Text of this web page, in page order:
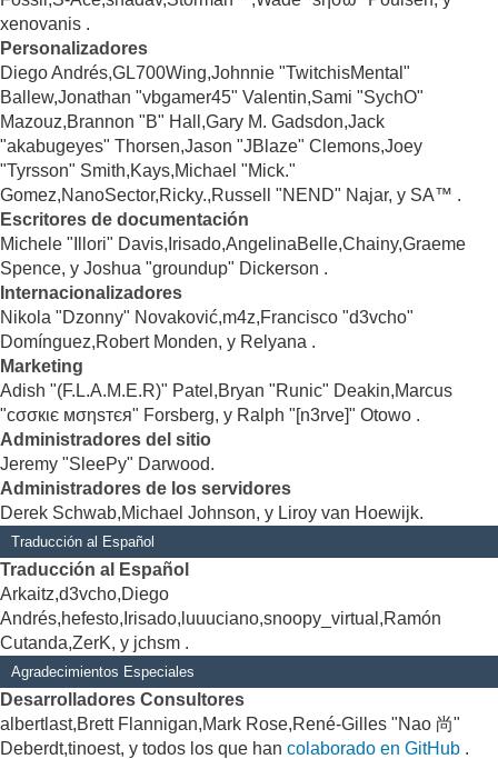
xenovanis .
Personalizadores
Diego Andrés,GL700Wing,Johnnie "TwitchisMental"
Ballew,Jonathan "vbgamer45" Valentin,Sami "SychO"
Mazouz,Brannon "B" Hall,Gary M. Gadsdon,Jack
"akabugeyes" Thorsen,Jason "JBlaze" Clemons,Joey
"Tyrsson" Smith,Kays,Michael "Mick."
Gomez,NanoSector,Ricky.,Russell "NEND" Najar, y SA™ .
Escritores de documentación
Michele "Illori" Davis,Irisado,AngelinaBelle,Chainy,Graeme
Spence, y Joshua "groundup" Dickerson .
Internacionalizadores
Nikola "Dzonny" Novaković,m4z,Francisco "d3vcho"
Domínguez,Robert Monden, y Relyana .
Marketing
Adish "(F.L.A.M.E.R)" Patel,Bryan "Runic" Deakin,Marcus
"cσσкιє мσηѕтєя" Forsberg, y Ralph "[n3rve]" Otowo .
Administradores del sitio
Jeremy "SleePy" Darwood.
Administradores de los servidores
Derek Schwab,Michael Johnson, y Liroy van Hoewijk.
Traducción al Español
Traducción al Español
Arkaitz,d3vcho,Diego
Andrés,hefesto,Irisado,luuuciano,snoopy_virtual,Ramón
Cutanda,ZerK, y jchsm .
Agradecimientos Especiales
Desarrolladores Consultores
albertlast,Brett Flannigan,Mark Rose,René-Gilles "Nao 尚"
Deberdt,tinoest, y todos los que han colaborado en GitHub .